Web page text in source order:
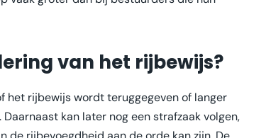
van het rijbewijs?
het rijbewijs wordt teruggegeven of langer
kan later nog een strafzaak volgen,